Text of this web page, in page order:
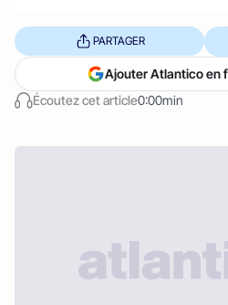
Écoutez cet article0:00min
PARTAGER
Ajouter Atlantico en